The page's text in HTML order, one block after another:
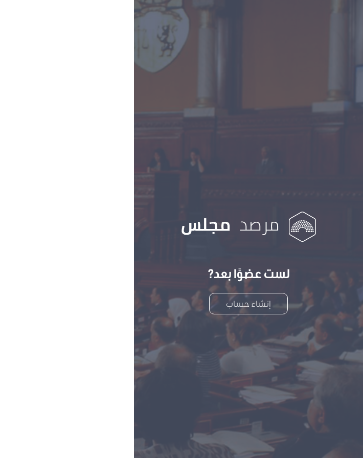
لست عضوًا بعد?
إنشاء حساب